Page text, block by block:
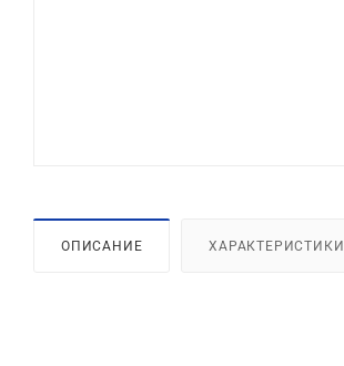
ОПИСАНИЕ ХАРАКТЕРИСТИКИ